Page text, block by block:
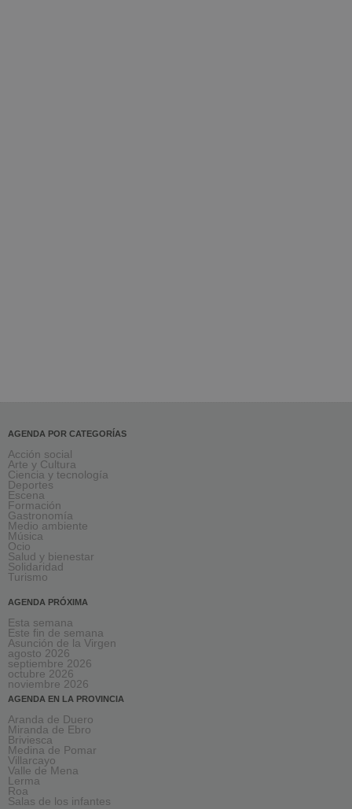
AGENDA POR CATEGORÍAS
Acción social
Arte y Cultura
Ciencia y tecnología
Deportes
Escena
Formación
Gastronomía
Medio ambiente
Música
Ocio
Salud y bienestar
Solidaridad
Turismo
AGENDA PRÓXIMA
Esta semana
Este fin de semana
Asunción de la Virgen
agosto 2026
septiembre 2026
octubre 2026
noviembre 2026
AGENDA EN LA PROVINCIA
Aranda de Duero
Miranda de Ebro
Briviesca
Medina de Pomar
Villarcayo
Valle de Mena
Lerma
Roa
Salas de los infantes